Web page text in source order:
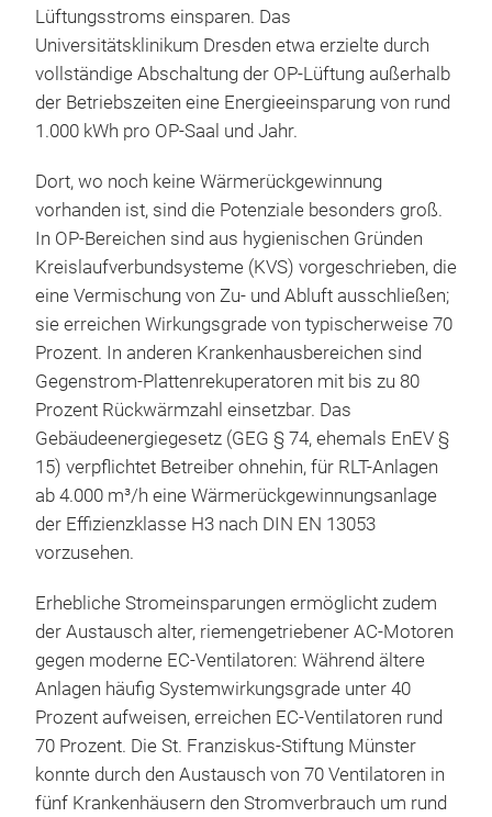
Lüftungsstroms einsparen. Das
Universitätsklinikum Dresden etwa erzielte durch
vollständige Abschaltung der OP-Lüftung außerhalb
der Betriebszeiten eine Energieeinsparung von rund
1.000 kWh pro OP-Saal und Jahr.
Dort, wo noch keine Wärmerückgewinnung
vorhanden ist, sind die Potenziale besonders groß.
In OP-Bereichen sind aus hygienischen Gründen
Kreislaufverbundsysteme (KVS) vorgeschrieben, die
eine Vermischung von Zu- und Abluft ausschließen;
sie erreichen Wirkungsgrade von typischerweise 70
Prozent. In anderen Krankenhausbereichen sind
Gegenstrom-Plattenrekuperatoren mit bis zu 80
Prozent Rückwärmzahl einsetzbar. Das
Gebäudeenergiegesetz (GEG § 74, ehemals EnEV §
15) verpflichtet Betreiber ohnehin, für RLT-Anlagen
ab 4.000 m³/h eine Wärmerückgewinnungsanlage
der Effizienzklasse H3 nach DIN EN 13053
vorzusehen.
Erhebliche Stromeinsparungen ermöglicht zudem
der Austausch alter, riemengetriebener AC-Motoren
gegen moderne EC-Ventilatoren: Während ältere
Anlagen häufig Systemwirkungsgrade unter 40
Prozent aufweisen, erreichen EC-Ventilatoren rund
70 Prozent. Die St. Franziskus-Stiftung Münster
konnte durch den Austausch von 70 Ventilatoren in
fünf Krankenhäusern den Stromverbrauch um rund